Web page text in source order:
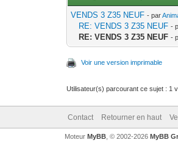
VENDS 3 Z35 NEUF - par
RE: VENDS 3 Z35 NEUF -
RE: VENDS 3 Z35 NEUF -
Voir une version imprimable
Utilisateur(s) parcourant ce sujet : 1
Contact Retourner en haut
Moteur MyBB, © 2002-2026 MyBB